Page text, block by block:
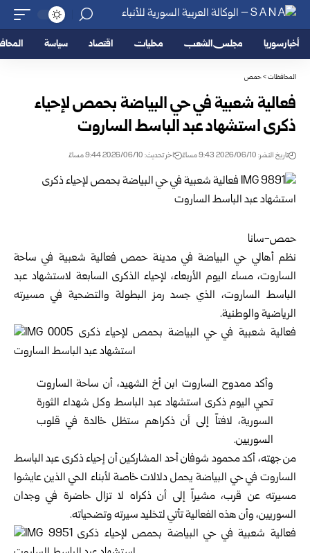
أخبار سوريا مجلس الشعب محليات اقتصاد سياسة
المحافظات>حمص
فعالية شعبية في حي البياضة بحمص لإحياء
ذكرى استشهاد عبد الباسط الساروت
تاريخ النشر: 2026/06/10 9:43 مساءً اخر تحديث: 2026/06/10 9:44 مساءً
حمص-سانا
نظم أهالي حي البياضة في مدينةحمص فعالية شعبية في ساحة
الساروت، مساء اليوم الأربعاء، لإحياء الذكرى السابعة لاستشهاد عبد
الباسط الساروت، الذي جسد رمز البطولة والتضحية في مسيرته
الرياضية والوطنية.
وأكد ممدوح الساروت ابن أخ الشهيد، أن ساحة الساروت
تحيي اليوم ذكرى استشهاد عبد الباسط وكل شهداء الثورة
السورية، لافتاً إلى أن ذكراهم ستظل خالدة في قلوب
السوريين.
من جهته، أكد محمود شوفان أحد المشاركين أن إحياء ذكرى عبد الباسط
الساروت في حي البياضة يحمل دلالات خاصة لأبناء الحي الذين عايشوا
مسيرته عن قرب، مشيراً إلى أن ذكراه لا تزال حاضرة في وجدان
السوريين، وأن هذه الفعالية تأتي لتخليد سيرته وتضحياته.